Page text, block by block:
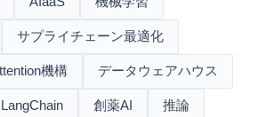
サプライチェーン最適化
機構 データウェアハウス
LangChain 創薬AI 推論